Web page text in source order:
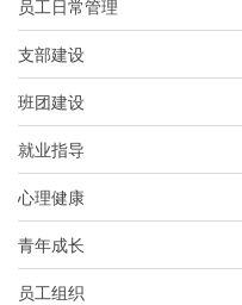
员工日常管理
支部建设
班团建设
就业指导
心理健康
青年成长
员工组织